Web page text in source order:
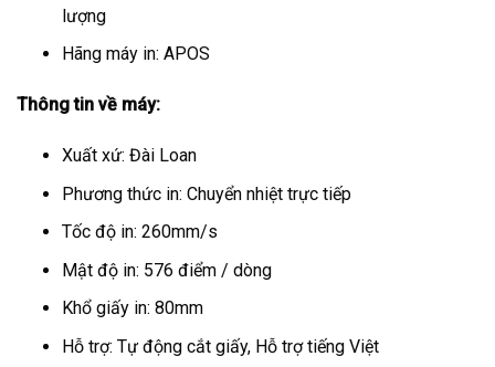
lượng
Hãng máy in: APOS
Thông tin về máy:
Xuất xứ: Đài Loan
Phương thức in: Chuyển nhiệt trực tiếp
Tốc độ in: 260mm/s
Mật độ in: 576 điểm / dòng
Khổ giấy in: 80mm
Hỗ trợ: Tự động cắt giấy, Hỗ trợ tiếng Việt